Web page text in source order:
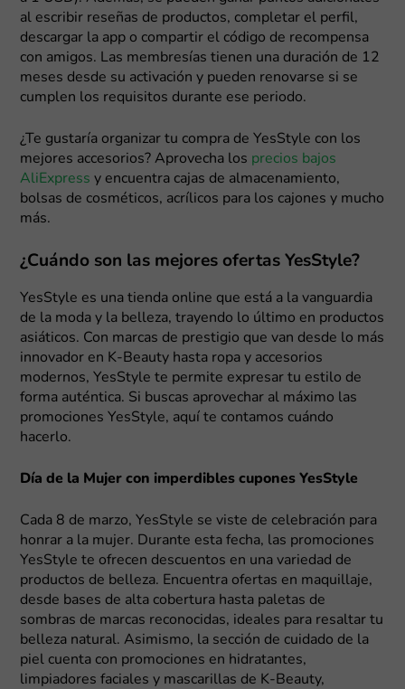
al escribir reseñas de productos, completar el perfil,
descargar la app o compartir el código de recompensa
con amigos. Las membresías tienen una duración de 12
meses desde su activación y pueden renovarse si se
cumplen los requisitos durante ese periodo.
¿Te gustaría organizar tu compra de YesStyle con los
mejores accesorios? Aprovecha los precios bajos
AliExpress y encuentra cajas de almacenamiento,
bolsas de cosméticos, acrílicos para los cajones y mucho
más.
¿Cuándo son las mejores ofertas YesStyle?
YesStyle es una tienda online que está a la vanguardia
de la moda y la belleza, trayendo lo último en productos
asiáticos. Con marcas de prestigio que van desde lo más
innovador en K-Beauty hasta ropa y accesorios
modernos, YesStyle te permite expresar tu estilo de
forma auténtica. Si buscas aprovechar al máximo las
promociones YesStyle, aquí te contamos cuándo
hacerlo.
Día de la Mujer con imperdibles cupones YesStyle
Cada 8 de marzo, YesStyle se viste de celebración para
honrar a la mujer. Durante esta fecha, las promociones
YesStyle te ofrecen descuentos en una variedad de
productos de belleza. Encuentra ofertas en maquillaje,
desde bases de alta cobertura hasta paletas de
sombras de marcas reconocidas, ideales para resaltar tu
belleza natural. Asimismo, la sección de cuidado de la
piel cuenta con promociones en hidratantes,
limpiadores faciales y mascarillas de K-Beauty,